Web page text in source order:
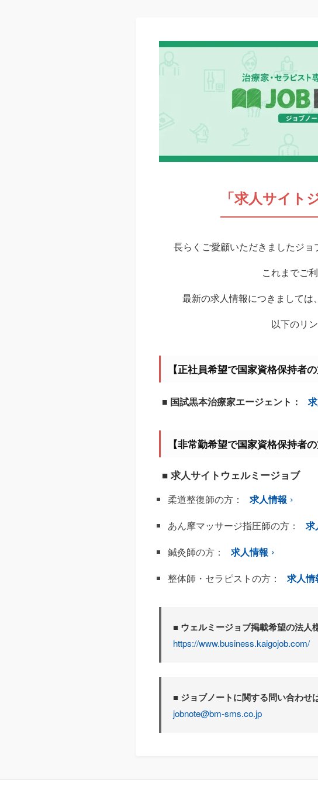
「求人サイ
長らくご愛顧いただきましたジョ
これまでご
最新の求人情報につきましては
以下のリ
【正社員希望で国家資格保持者
■ 国試黒本治療家エージェント：
【非常勤希望で国家資格保持者
■ 求人サイトウェルミージョブ
柔道整復師の方：
求人情報
あん摩マッサージ指圧師の方：
求
鍼灸師の方：
求人情報
整体師・セラピストの方：
求人情
■ ウェルミージョブ掲載希望の法人
https://www.business.kaigojob.com/
■ ジョブノートに関する問い合わせ
jobnote@bm-sms.co.jp